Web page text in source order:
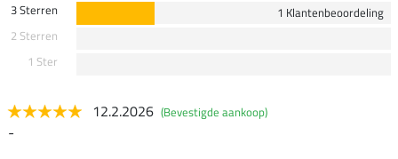
3 Sterren
1 Klantenbeoordeling
2 Sterren
1 Ster
12.2.2026 (Bevestigde aankoop)
-